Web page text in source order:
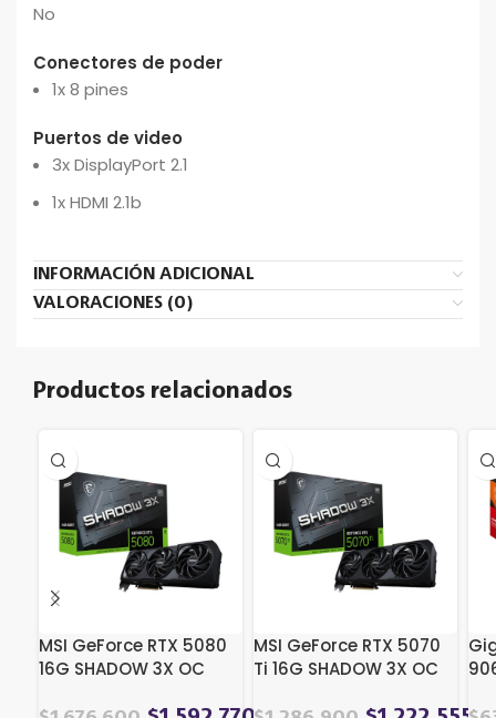
No
Conectores de poder
1x 8 pines
Puertos de video
3x DisplayPort 2.1
1x HDMI 2.1b
INFORMACIÓN ADICIONAL
VALORACIONES (0)
Productos relacionados
MSI GeForce RTX 5080
16G SHADOW 3X OC
MSI GeForce RTX 5070
Ti 16G SHADOW 3X OC